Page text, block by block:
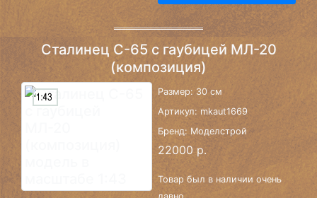
Сталинец С-65 с гаубицей МЛ-20
(композиция)
Размер: 30 см
Артикул: mkaut1669
Бренд: Моделстрой
22000 р.
Товар был в наличии очень